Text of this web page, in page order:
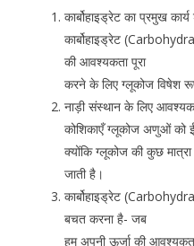
कार्बोहाइड्रेट का प्रमुख
कार्बोहाइड्रेट
की आवश्यकता पूरा
करने के लिए ग्लूकोज विषेश
नाड़ी संस्थान के लिए
कोशिकाएँ ग्लूकोज अणुओं को
क्योंकि ग्लूकोज की कुछ मात्रा
जाती है।
कार्बोहाइड्रेट
बचत करना है- जब
हम अपनी ऊर्जा की